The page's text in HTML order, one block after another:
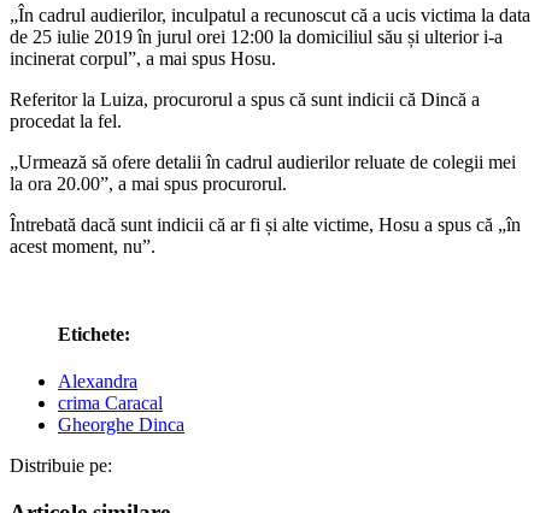
„În cadrul audierilor, inculpatul a recunoscut că a ucis victima la data
de 25 iulie 2019 în jurul orei 12:00 la domiciliul său și ulterior i-a
incinerat corpul”, a mai spus Hosu.
Referitor la Luiza, procurorul a spus că sunt indicii că Dincă a
procedat la fel.
„Urmează să ofere detalii în cadrul audierilor reluate de colegii mei
la ora 20.00”, a mai spus procurorul.
Întrebată dacă sunt indicii că ar fi și alte victime, Hosu a spus că „în
acest moment, nu”.
Etichete:
Alexandra
crima Caracal
Gheorghe Dinca
Distribuie pe: